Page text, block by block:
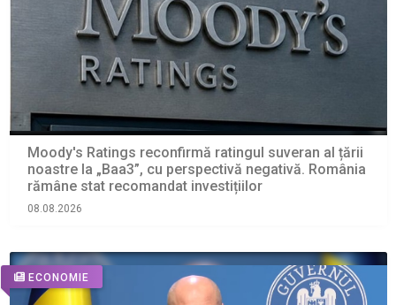
Moody's Ratings reconfirmă ratingul suveran al țării
noastre la „Baa3”, cu perspectivă negativă. România
rămâne stat recomandat investițiilor
08.08.2026
ECONOMIE